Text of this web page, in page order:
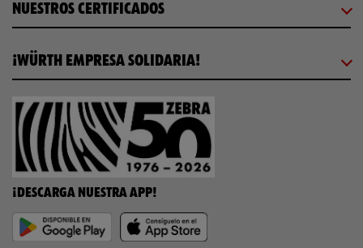
NUESTROS CERTIFICADOS
¡WÜRTH EMPRESA SOLIDARIA!
¡DESCARGA NUESTRA APP!